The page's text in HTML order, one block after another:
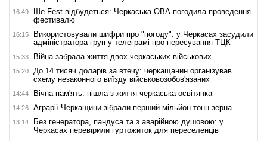
16:49
Ше.Fest відбудеться: Черкаська ОВА погодила проведення
фестивалю
16:15
Використовували шифри про "погоду": у Черкасах засудили
адміністратора груп у телеграмі про пересування ТЦК
15:33 Війна забрала життя двох черкаських військових
15:20
До 14 тисяч доларів за втечу: черкащанин організував
схему незаконного виїзду військовозобов'язаних
14:44 Вічна пам'ять: пішла з життя черкаська освітянка
14:26 Аграрії Черкащини зібрали перший мільйон тонн зерна
13:14
Без генератора, пандуса та з аварійною душовою: у
Черкасах перевірили гуртожиток для переселенців